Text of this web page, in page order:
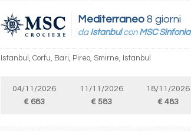
Mediterraneo 8 giorni
da Istanbulcon MSC Sinfonia
Istanbul, Corfu, Bari, Pireo, Smirne, Istanbul
04/11/2026
€ 683
11/11/2026
€ 583
18/11/2026
€ 483